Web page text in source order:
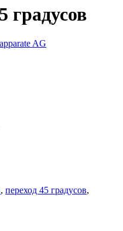
градусов
AG
, переход 45 градусов,